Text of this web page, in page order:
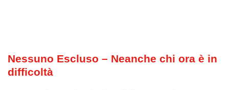
Nessuno Escluso – Neanche chi ora è in
difficoltà